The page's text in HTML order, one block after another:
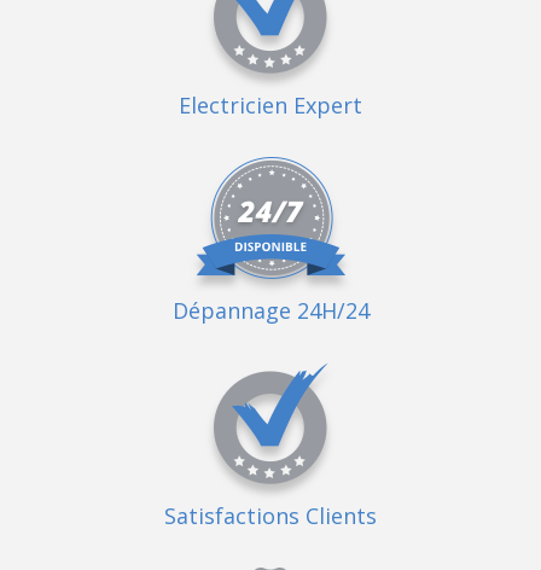
Electricien Expert
Dépannage 24H/24
Satisfactions Clients